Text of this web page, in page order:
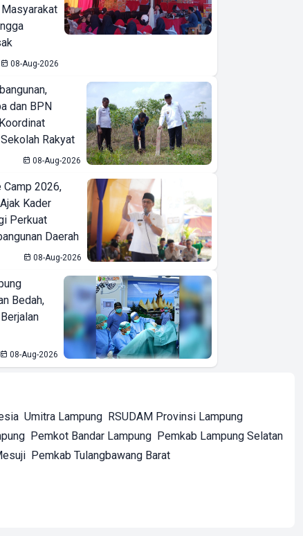
08-Aug-2026
dan BPN
Rakyat
08-Aug-2026
Camp 2026,
Kader
Perkuat
Daerah
08-Aug-2026
Bedah,
08-Aug-2026
Umitra Lampung RSUDAM Provinsi Lampung
Pemkot Bandar Lampung Pemkab Lampung Selatan
Pemkab Tulangbawang Barat